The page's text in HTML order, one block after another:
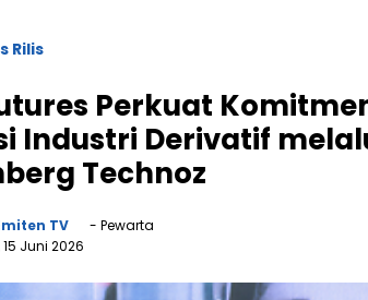
Rilis
Perkuat
Industri Derivatif
Technoz
TV
- Pewarta
15 Juni 2026